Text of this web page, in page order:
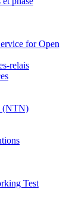
for Open
relais
(NTN)
Test